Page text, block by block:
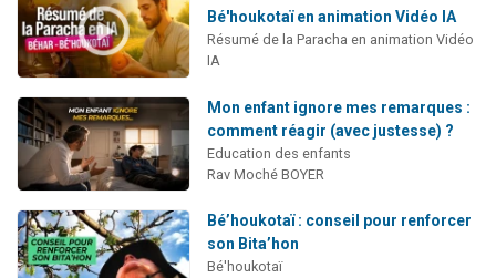
Bé'houkotaï en animation Vidéo IA
Résumé de la Paracha en animation Vidéo
IA
Mon enfant ignore mes remarques :
comment réagir (avec justesse) ?
Education des enfants
Rav Moché BOYER
Bé’houkotaï : conseil pour renforcer
son Bita’hon
Bé'houkotaï